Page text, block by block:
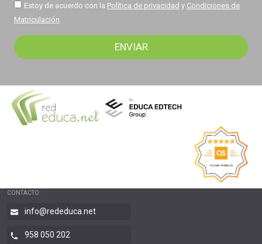
Estoy de acuerdo con la Política de privacidad y Condiciones de
Matriculación
CONTACTO:
info@rededuca.net
958 050 202